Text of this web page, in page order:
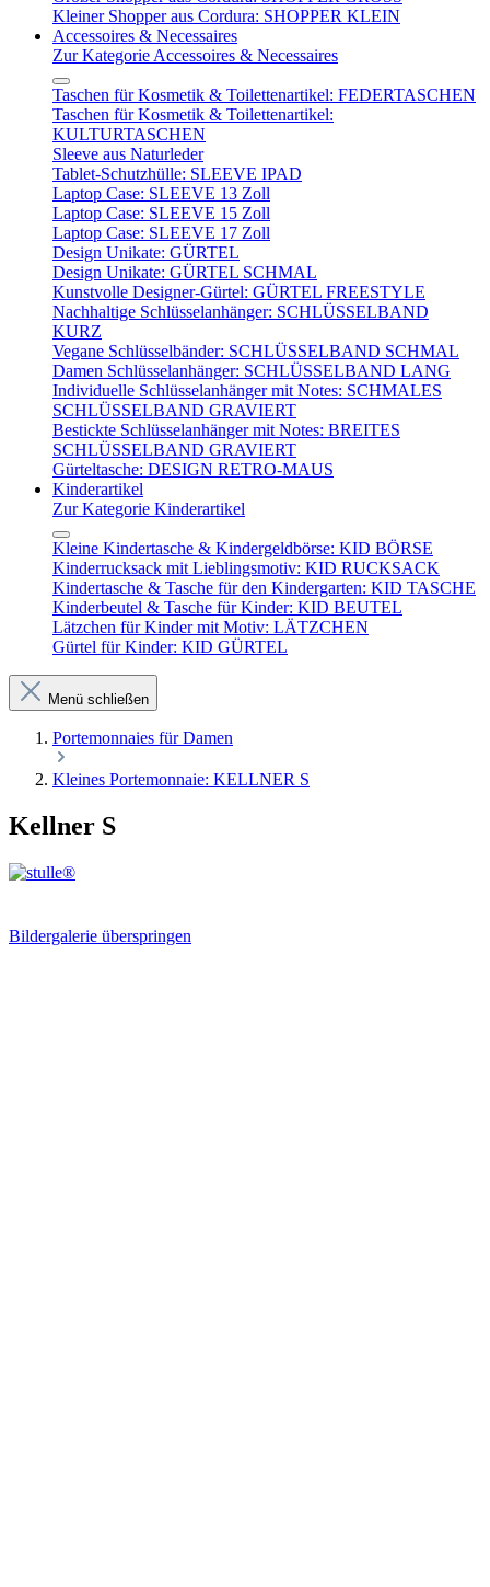
Kleiner Shopper aus Cordura: SHOPPER KLEIN
Accessoires & Necessaires
Zur Kategorie Accessoires & Necessaires
Taschen für Kosmetik & Toilettenartikel: FEDERTASCHEN
Taschen für Kosmetik & Toilettenartikel:
KULTURTASCHEN
Sleeve aus Naturleder
Tablet-Schutzhülle: SLEEVE IPAD
Laptop Case: SLEEVE 13 Zoll
Laptop Case: SLEEVE 15 Zoll
Laptop Case: SLEEVE 17 Zoll
Design Unikate: GÜRTEL
Design Unikate: GÜRTEL SCHMAL
Kunstvolle Designer-Gürtel: GÜRTEL FREESTYLE
Nachhaltige Schlüsselanhänger: SCHLÜSSELBAND
KURZ
Vegane Schlüsselbänder: SCHLÜSSELBAND SCHMAL
Damen Schlüsselanhänger: SCHLÜSSELBAND LANG
Individuelle Schlüsselanhänger mit Notes: SCHMALES
SCHLÜSSELBAND GRAVIERT
Bestickte Schlüsselanhänger mit Notes: BREITES
SCHLÜSSELBAND GRAVIERT
Gürteltasche: DESIGN RETRO-MAUS
Kinderartikel
Zur Kategorie Kinderartikel
Kleine Kindertasche & Kindergeldbörse: KID BÖRSE
Kinderrucksack mit Lieblingsmotiv: KID RUCKSACK
Kindertasche & Tasche für den Kindergarten: KID TASCHE
Kinderbeutel & Tasche für Kinder: KID BEUTEL
Lätzchen für Kinder mit Motiv: LÄTZCHEN
Gürtel für Kinder: KID GÜRTEL
Menü schließen
Portemonnaies für Damen
Kleines Portemonnaie: KELLNER S
Kellner S
Bildergalerie überspringen